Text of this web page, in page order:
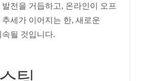
전을 거듭하고, 온라인이 오프
세가 이어지는 한, 새로운
될 것입니다.